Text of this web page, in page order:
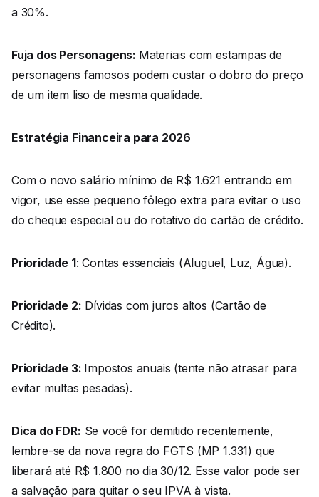
a 30%.
Fuja dos Personagens: Materiais com estampas de
personagens famosos podem custar o dobro do preço
de um item liso de mesma qualidade.
Estratégia Financeira para 2026
Com o novo salário mínimo de R$ 1.621 entrando em
vigor, use esse pequeno fôlego extra para evitar o uso
do cheque especial ou do rotativo do cartão de crédito.
Prioridade 1: Contas essenciais (Aluguel, Luz, Água).
Prioridade 2: Dívidas com juros altos (Cartão de
Crédito).
Prioridade 3: Impostos anuais (tente não atrasar para
evitar multas pesadas).
Dica do FDR: Se você for demitido recentemente,
lembre-se da nova regra do FGTS (MP 1.331) que
liberará até R$ 1.800 no dia 30/12. Esse valor pode ser
a salvação para quitar o seu IPVA à vista.